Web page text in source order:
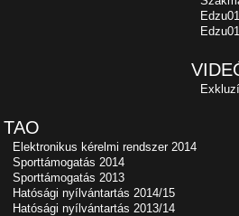
TAO
Elektronikus kérelmi rendszer 2014
Sporttámogatás 2014
Sporttámogatás 2013
Hatósági nyílvántartás 2014/15
Hatósági nyílvántartás 2013/14